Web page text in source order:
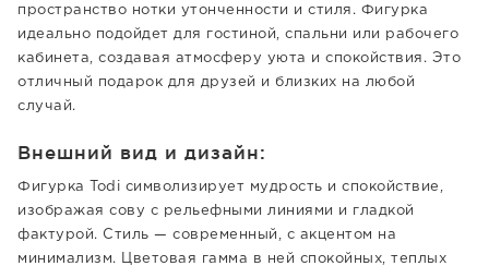
пространство нотки утонченности и стиля. Фигурка
идеально подойдет для гостиной, спальни или рабочего
кабинета, создавая атмосферу уюта и спокойствия. Это
отличный подарок для друзей и близких на любой
случай.
Внешний вид и дизайн:
Фигурка Todi символизирует мудрость и спокойствие,
изображая сову с рельефными линиями и гладкой
фактурой. Стиль — современный, с акцентом на
минимализм. Цветовая гамма в ней спокойных, теплых